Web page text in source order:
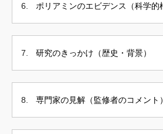
ポリアミンのエビデンス（科学的
研究のきっかけ（歴史・背景）
専門家の見解（監修者のコメント）